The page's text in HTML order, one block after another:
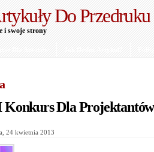
Do Przedruku
i swoje strony
Konkurs Dla
24 kwietnia 2013